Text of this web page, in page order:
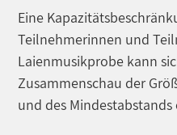
Eine
Teilnehmerinnen und
Laienmusikprobe kann
Zusammenschau der
und des Mindestabstands